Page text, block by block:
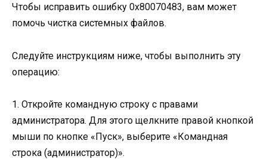
Чтобы исправить ошибку 0x80070483, вам может
помочь чистка системных файлов.
Следуйте инструкциям ниже, чтобы выполнить эту
операцию:
1. Откройте командную строку с правами
администратора. Для этого щелкните правой кнопкой
мыши по кнопке «Пуск», выберите «Командная
строка (администратор)».